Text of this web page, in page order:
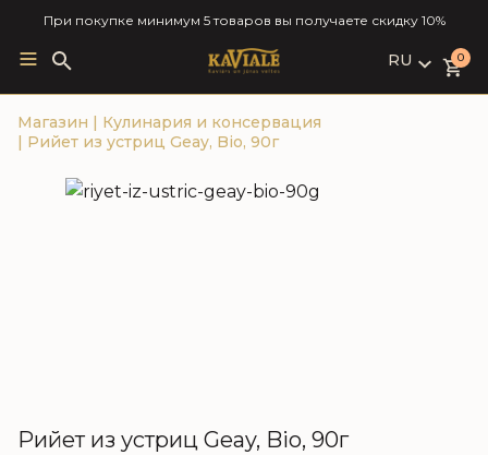
При покупке минимум 5 товаров вы получаете скидку 10%
Search
for:
RU
LV
0
Магазин | Кулинария и консервация
| Рийет из устриц Geay, Bio, 90г
Рийет из устриц Geay, Bio, 90г